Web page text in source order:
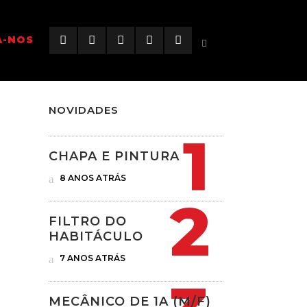
NOS
NOVIDADES
CHAPA E PINTURA
8 ANOS ATRÁS
FILTRO DO
HABITÁCULO
7 ANOS ATRÁS
MECÂNICO DE 1A (M/F)